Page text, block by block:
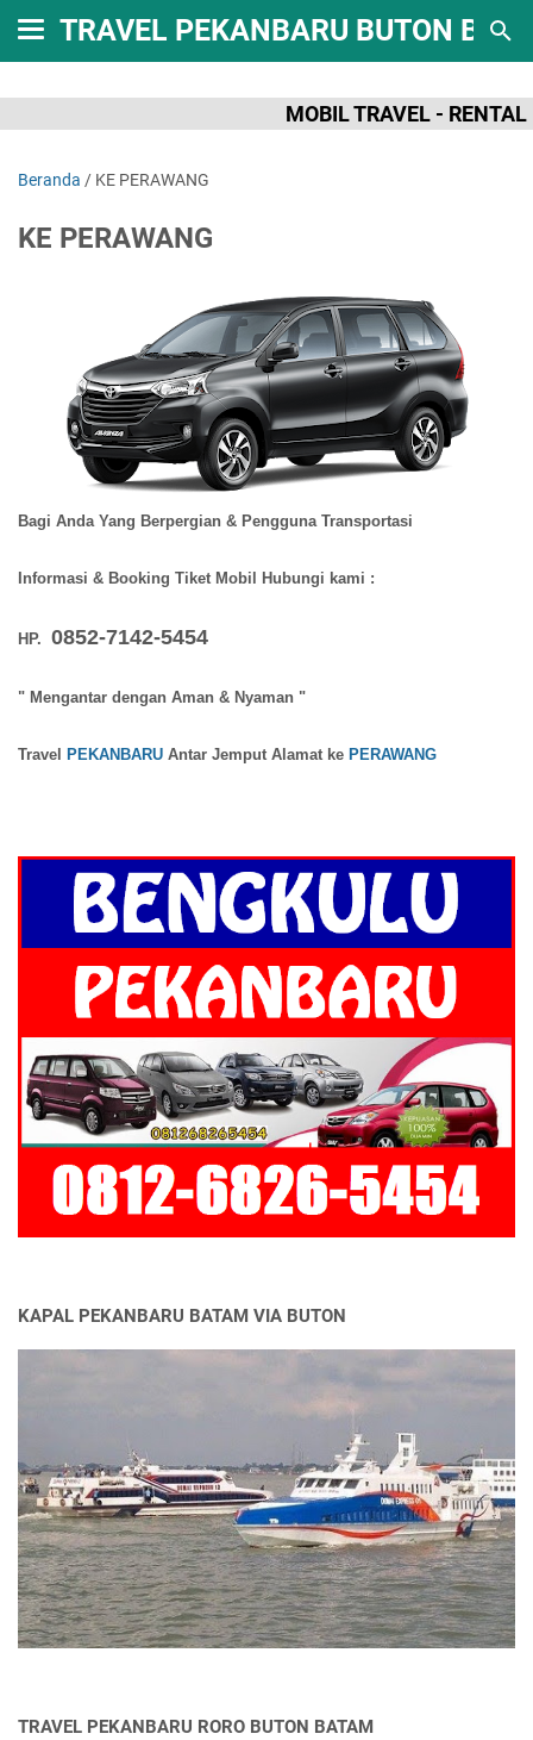
TRAVEL PEKANBARU BUTON
MOBIL TRAVEL - RENTAL
Beranda / KE PERAWANG
KE PERAWANG
Bagi Anda Yang Berpergian & Pengguna Transportasi
Informasi & Booking Tiket Mobil Hubungi kami :
HP. 0852-7142-5454
" Mengantar dengan Aman & Nyaman "
Travel PEKANBARU Antar Jemput Alamat ke PERAWANG
KAPAL PEKANBARU BATAM VIA BUTON
TRAVEL PEKANBARU RORO BUTON BATAM